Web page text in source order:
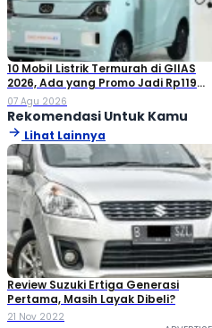
10 Mobil Listrik Termurah di GIIAS
2026, Ada yang Promo Jadi Rp119
Jutaan!
07 Agu 2026
Rekomendasi Untuk Kamu
Lihat Lainnya
Review Suzuki Ertiga Generasi
Pertama, Masih Layak Dibeli?
21 Nov 2022